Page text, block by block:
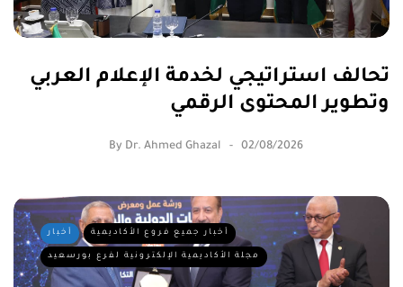
تحالف استراتيجي لخدمة الإعلام العربي
وتطوير المحتوى الرقمي
By Dr. Ahmed Ghazal 02/08/2026
أخبار أخبار جميع فروع الأكاديمية
مجلة الأكاديمية الإلكترونية لفرع بورسعيد